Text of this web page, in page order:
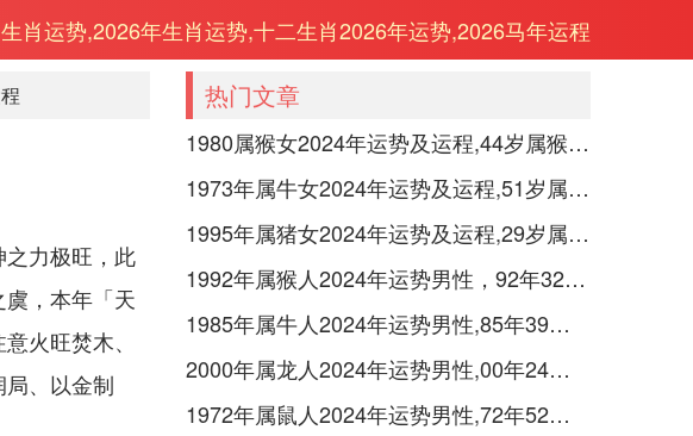
生肖运势,2026年生肖运势,十二生肖2026年运势,2026马年运程
力极旺，此
，本年「天
火旺焚木、
、以金制
热门文章
1980属猴女2024年运势及运程,44岁属猴人2024全年每月运势女性如何
1973年属牛女2024年运势及运程,51岁属牛人2024全年每月运势女性如何
1995年属猪女2024年运势及运程,29岁属猪人2024全年每月运势女性如何
1992年属猴人2024年运势男性，92年32岁属猴男2024年每月运程怎么样
1985年属牛人2024年运势男性,85年39岁属牛男2024年每月运程怎么样
2000年属龙人2024年运势男性,00年24岁属龙男2024年每月运程怎么样
1972年属鼠人2024年运势男性,72年52岁属鼠男2024年每月运程怎么样